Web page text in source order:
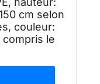
cm selon
couleur:
compris le